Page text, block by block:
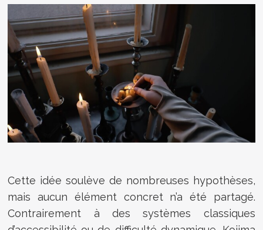
Cette idée soulève de nombreuses hypothèses,
mais aucun élément concret n’a été partagé.
Contrairement à des systèmes classiques